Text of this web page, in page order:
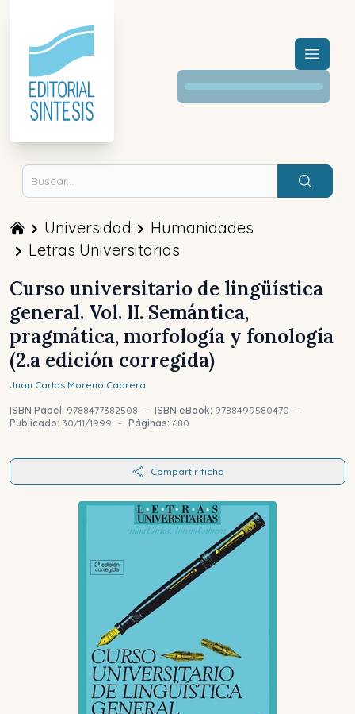
Menú
Buscar
Universidad
Humanidades
Letras Universitarias
Curso universitario de lingüística
general. Vol. II. Semántica,
pragmática, morfología y fonología
(2.a edición corregida)
Juan Carlos Moreno Cabrera
ISBN Papel: 9788477382508 - ISBN eBook: 9788499580470
-
Publicado: 30/11/1999 - Páginas: 680
Compartir ficha